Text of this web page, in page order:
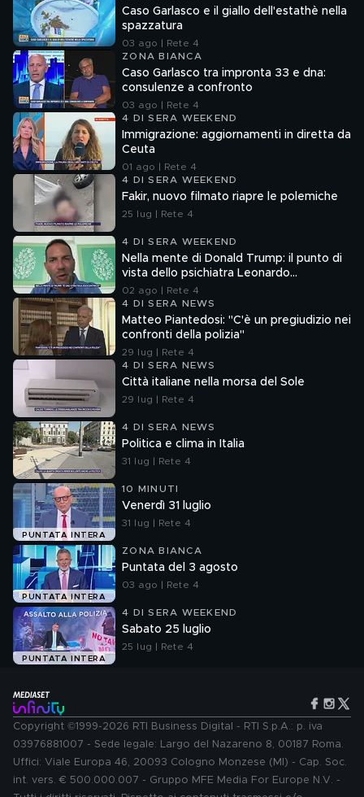
Caso Garlasco e il giallo dell'estathè nella
spazzatura
03 ago | Rete 4
ZONA BIANCA
Caso Garlasco tra impronta 33 e dna:
consulenze a confronto
03 ago | Rete 4
4 DI SERA WEEKEND
Immigrazione: aggiornamenti in diretta da
Ceuta
01 ago | Rete 4
4 DI SERA WEEKEND
Fakir, nuovo filmato riapre le polemiche
25 lug | Rete 4
4 DI SERA WEEKEND
Nella mente di Donald Trump: il punto di
vista dello psichiatra Leonardo
Mendolicchio
02 ago | Rete 4
4 DI SERA NEWS
Matteo Piantedosi: "C'è un pregiudizio nei
confronti della polizia"
29 lug | Rete 4
4 DI SERA NEWS
Città italiane nella morsa del Sole
29 lug | Rete 4
4 DI SERA NEWS
Politica e clima in Italia
31 lug | Rete 4
PUNTATA INTERA
10 MINUTI
Venerdì 31 luglio
31 lug | Rete 4
PUNTATA INTERA
ZONA BIANCA
Puntata del 3 agosto
03 ago | Rete 4
PUNTATA INTERA
4 DI SERA WEEKEND
Sabato 25 luglio
25 lug | Rete 4
Copyright ©1999-2026 RTI Business Digital - RTI S.p.A.: p. iva
03976881007 - Sede legale: Largo del Nazareno 8, 00187 Roma.
Uffici: Viale Europa 46, 20093 Cologno Monzese (MI) - Cap. Soc.
int. vers. € 500.000.007 - Gruppo MFE Media For Europe N.V. -